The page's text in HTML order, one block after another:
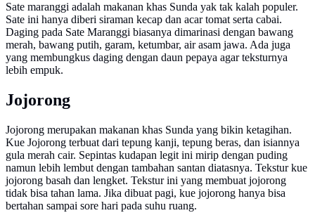
Sate maranggi adalah makanan khas Sunda yak tak kalah populer.
Sate ini hanya diberi siraman kecap dan acar tomat serta cabai.
Daging pada Sate Maranggi biasanya dimarinasi dengan bawang
merah, bawang putih, garam, ketumbar, air asam jawa. Ada juga
yang membungkus daging dengan daun pepaya agar teksturnya
lebih empuk.
Jojorong
Jojorong merupakan makanan khas Sunda yang bikin ketagihan.
Kue Jojorong terbuat dari tepung kanji, tepung beras, dan isiannya
gula merah cair. Sepintas kudapan legit ini mirip dengan puding
namun lebih lembut dengan tambahan santan diatasnya. Tekstur kue
jojorong basah dan lengket. Tekstur ini yang membuat jojorong
tidak bisa tahan lama. Jika dibuat pagi, kue jojorong hanya bisa
bertahan sampai sore hari pada suhu ruang.